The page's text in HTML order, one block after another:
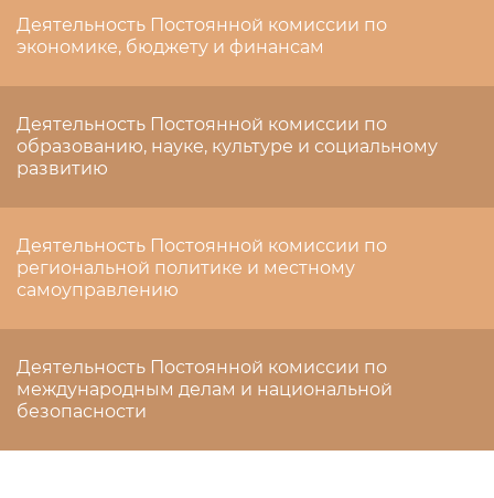
Деятельность Постоянной комиссии по
экономике, бюджету и финансам
Деятельность Постоянной комиссии по
образованию, науке, культуре и социальному
развитию
Деятельность Постоянной комиссии по
региональной политике и местному
самоуправлению
Деятельность Постоянной комиссии по
международным делам и национальной
безопасности